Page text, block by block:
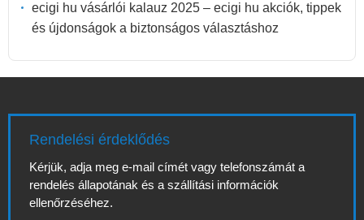
ecigi hu vásárlói kalauz 2025 – ecigi hu akciók, tippek
és újdonságok a biztonságos választáshoz
Rendelési érdeklődés
Kérjük, adja meg e-mail címét vagy telefonszámát a
rendelés állapotának és a szállítási információk
ellenőrzéséhez.